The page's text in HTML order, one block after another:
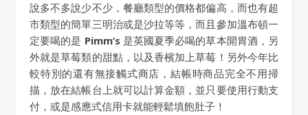
說多不多說少不少，餐廳類型的價格都偏高，而也有超
市類型的簡單三明治或是沙拉等等，而且參加溫布頓一
定要喝的是 Pimm’s 是英國夏季必喝的草本開胃酒，另
外就是草莓類的甜點，以及香檳加上草莓！另外今年比
較特別的還有無接觸式商店，結帳時商品完全不用掃
描，放在結帳台上就可以計算金額，並只要使用行動支
付，或是感應式信用卡就能輕鬆填飽肚子！